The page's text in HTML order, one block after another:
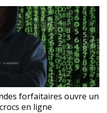
forfaitaires ouvre un
en ligne